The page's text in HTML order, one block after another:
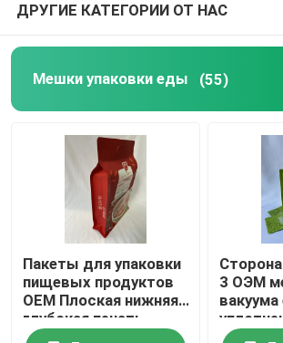
Упаковывая стикеры ярлыка
ДРУГИЕ КАТЕГОРИИ ОТ НАС
Мешки упаковки еды (55)
Пакеты для упаковки
пищевых продуктов
OEM Плоская нижняя
глубокая печать
Мешок для упаковки
3 ОЭМ
стоит